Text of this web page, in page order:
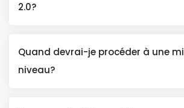
2.0?
Quand devrai-je procéder à une
niveau?